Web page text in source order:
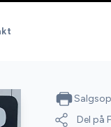
Del på